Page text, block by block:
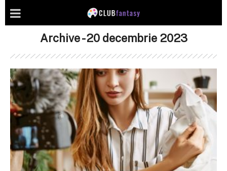
Archive - 20 decembrie 2023